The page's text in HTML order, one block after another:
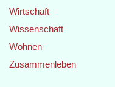
Wirtschaft
Wissenschaft
Wohnen
Zusammenleben